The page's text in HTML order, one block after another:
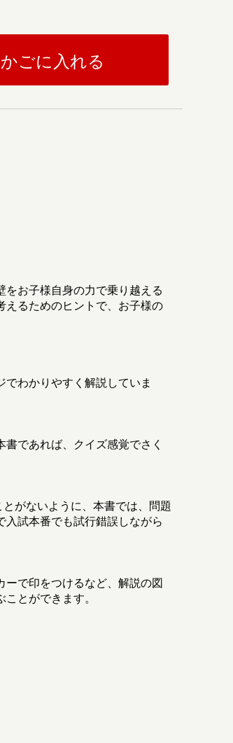
ごに入れる
をお子様自身の力で乗り越える
えるためのヒントで、お子様の
わかりやすく解説していま
であれば、クイズ感覚でさく
がないように、本書では、問題
試本番でも試行錯誤しながら
で印をつけるなど、解説の図
とができます。